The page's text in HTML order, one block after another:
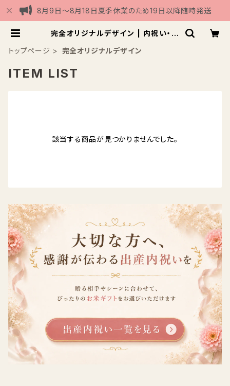
8月9日〜8月18日夏季休業のため19日以降随時発送
完全オリジナルデザイン | 内祝い・お
トップページ
完全オリジナルデザイン
ITEM LIST
該当する商品が見つかりませんでした。